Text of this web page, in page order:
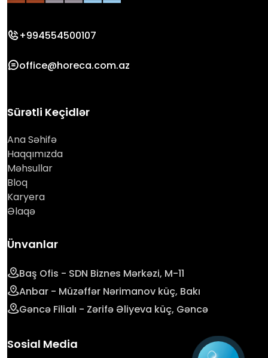
+994554500107
office@horeca.com.az
Sürətli Keçidlər
Ana Səhifə
Haqqımızda
Məhsullar
Bloq
Karyera
Əlaqə
Ünvanlar
Baş Ofis - SDN Biznes Mərkəzi, M-11
Anbar - Müzəffər Nərimanov küç, Bakı
Gəncə Filialı - Zərifə Əliyeva küç, Gəncə
Sosial Media